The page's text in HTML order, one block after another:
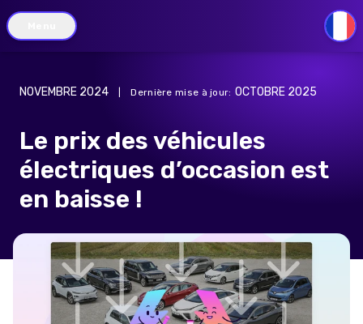
FR
NOVEMBRE 2024 Dernière mise à jour: OCTOBRE 2025
Le prix des véhicules
électriques d’occasion est
en baisse !